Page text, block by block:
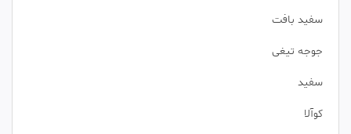
سفید بافت
جوجه تیغی
سفید
کوآلا